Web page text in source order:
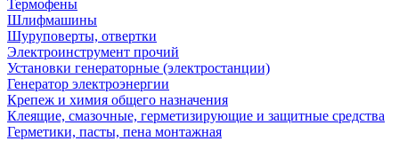
Термофены
Шлифмашины
Шуруповерты, отвертки
Электроинструмент прочий
Установки генераторные (электростанции)
Генератор электроэнергии
Крепеж и химия общего назначения
Клеящие, смазочные, герметизирующие и защитные средства
Герметики, пасты, пена монтажная